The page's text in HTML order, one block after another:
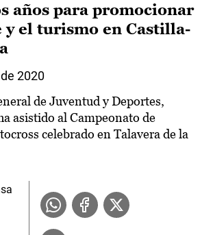
años para promocionar
y el turismo en Castilla-
2020
de Juventud y Deportes,
asistido al Campeonato de
celebrado en Talavera de la